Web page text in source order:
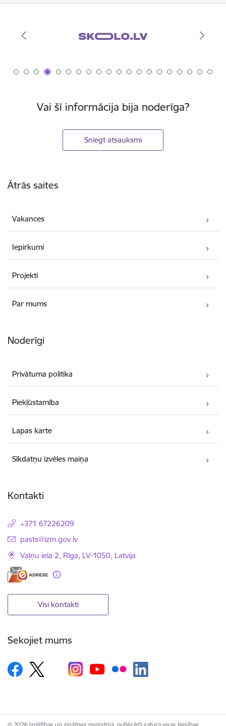
Vai šī informācija bija noderīga?
Sniegt atsauksmi
Ātrās saites
Vakances
Iepirkumi
Projekti
Par mums
Noderīgi
Privātuma politika
Piekļūstamība
Lapas karte
Sīkdatņu izvēles maiņa
Kontakti
+371 67226209
E-pasts:
pasts@izm.gov.lv
Vaļņu iela 2, Rīga, LV-1050, Latvija
Visi kontakti
Sekojiet mums